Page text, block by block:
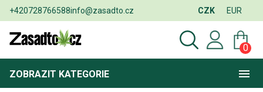
+420728766588info@zasadto.cz CZK EUR
0
ZOBRAZIT KATEGORIE